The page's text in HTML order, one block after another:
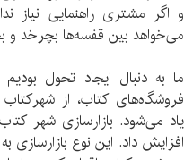
و اگر مشتری راهنمایی نیاز
می‌خواهد بین قفسه‌ها بچرخد و
ما به دنبال ایجاد تحول
فروشگاه‌های کتاب، از
یاد می‌شود. بازار‌سازی شهر
افزایش داد. این نوع بازار‌سازی